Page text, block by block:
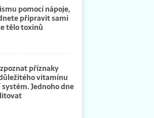
pomocí nápoje,
připravit sami
tělo toxinů
příznaky
vitamínu
Jednoho dne